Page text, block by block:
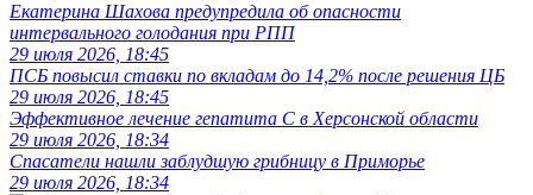
Екатерина Шахова предупредила об опасности
интервального голодания при РПП
29 июля 2026, 18:45
ПСБ повысил ставки по вкладам до 14,2% после решения ЦБ
29 июля 2026, 18:45
Эффективное лечение гепатита C в Херсонской области
29 июля 2026, 18:34
Спасатели нашли заблудшую грибницу в Приморье
29 июля 2026, 18:34